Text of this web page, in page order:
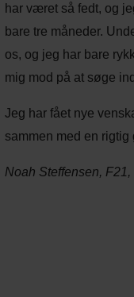
har været så fedt, og
bare tre måneder.
os, og jeg har bare
mig mod på at søge
Jeg har fået nye
sammen med en
Noah Steffensen, F21,